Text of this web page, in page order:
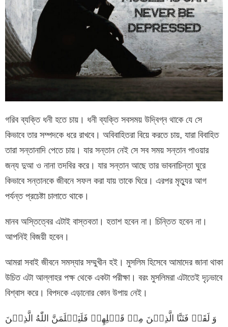
গরিব ব্যক্তি ধনী হতে চায়। ধনী ব্যক্তি সবসময় উদ্বিগ্ন থাকে যে সে
কিভাবে তার সম্পদকে ধরে রাখবে। অবিবাহিতরা বিয়ে করতে চায়, যারা বিবাহিত
তারা সন্তানাদি পেতে চায়। যার সন্তান নেই সে সব সময় সন্তান পাওয়ার
জন্য দুআ ও নানা তদবির করে। যার সন্তান আছে তার ভাবনাচিন্তা ঘুরে
কিভাবে সন্তানকে জীবনে সফল করা যায় তাকে ঘিরে। এরপর মৃত্যুর আগ
পর্যন্ত প্রচেষ্টা চালাতে থাকে।
মানব অস্তিত্বের এটাই বাস্তবতা। হতাশ হবেন না। চিন্তিত হবেন না।
আপনিই বিজয়ী হবেন।
আমরা সবাই জীবনে সমস্যার সম্মুখীন হই। মুসলিম হিসেবে আমাদের জানা থাকা
উচিত এটা আল্লাহর পক্ষ থেকে একটা পরীক্ষা। বরং মুসলিমরা এটাতেই দৃঢ়ভাবে
বিশ্বাস করে। বিপদকে এড়ানোর কোন উপায় নেই।
وَ لَقَدۡ فَتَنَّا الَّذِیۡنَ مِنۡ قَبۡلِهِمۡ فَلَیَعۡلَمَنَّ اللّٰهُ الَّذِیۡنَ